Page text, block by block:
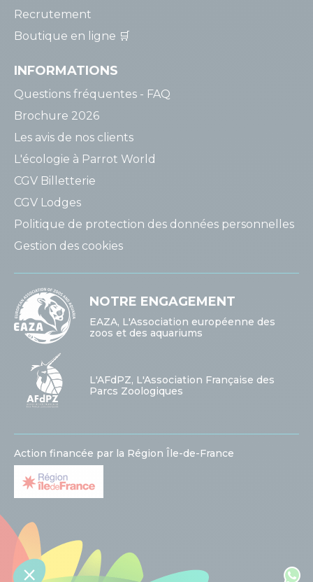
Recrutement
Boutique en ligne 🛒
INFORMATIONS
Questions fréquentes - FAQ
Brochure 2026
Les avis de nos clients
L'écologie à Parrot World
CGV Billetterie
CGV Lodges
Politique de protection des données personnelles
Gestion des cookies
NOTRE ENGAGEMENT
EAZA, L'Association européenne des
zoos et des aquariums
L'AFdPZ, L'Association Française des
Parcs Zoologiques
Action financée par la Région Île-de-France